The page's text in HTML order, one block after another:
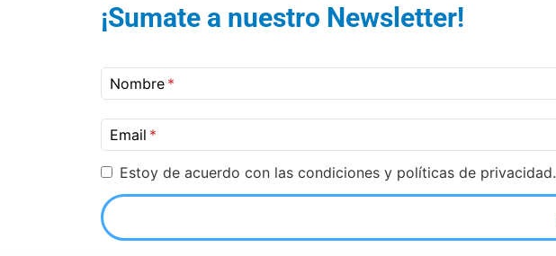
¡Sumate a nuestro Newsletter!
Nombre
Email
Estoy de acuerdo con las condiciones y políticas de privacidad.